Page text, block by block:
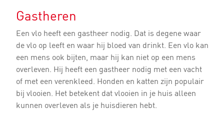
Gastheren
Een vlo heeft een gastheer nodig. Dat is degene waar
de vlo op leeft en waar hij bloed van drinkt. Een vlo kan
een mens ook bijten, maar hij kan niet op een mens
overleven. Hij heeft een gastheer nodig met een vacht
of met een verenkleed. Honden en katten zijn populair
bij vlooien. Het betekent dat vlooien in je huis alleen
kunnen overleven als je huisdieren hebt.